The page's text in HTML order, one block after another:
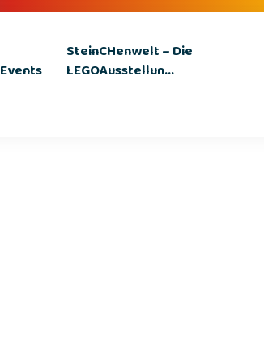
Events
SteinCHenwelt – Die
LEGOAusstellun...